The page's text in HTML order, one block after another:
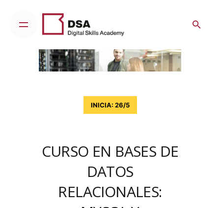
content
INICIA: 26/5
CURSO EN BASES DE
DATOS
RELACIONALES: